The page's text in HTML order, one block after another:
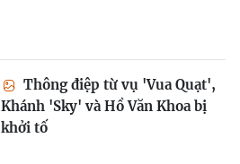
Thông điệp từ vụ 'Vua Quạt',
Khánh 'Sky' và Hồ Văn Khoa bị
khởi tố